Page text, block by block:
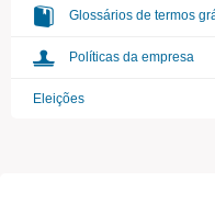
Glossários de termos
Políticas da empresa
Eleições